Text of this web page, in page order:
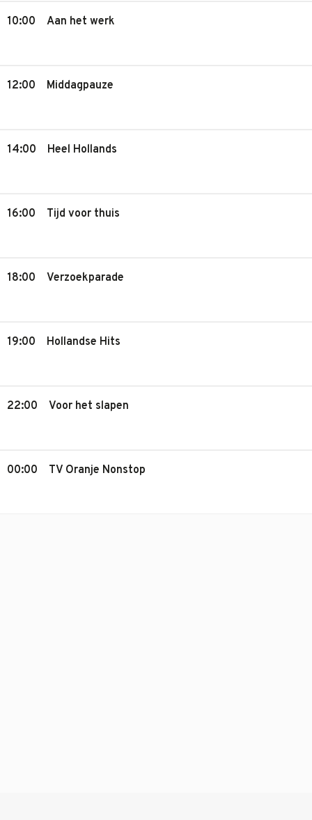
10:00 Aan het werk
12:00 Middagpauze
14:00 Heel Hollands
16:00 Tijd voor thuis
18:00 Verzoekparade
19:00 Hollandse Hits
22:00 Voor het slapen
00:00 TV Oranje Nonstop